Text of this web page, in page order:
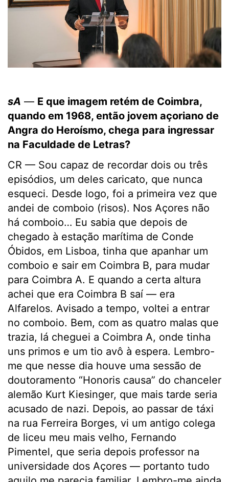
sA — E que imagem retém de Coimbra,
quando em 1968, então jovem açoriano de
Angra do Heroísmo, chega para ingressar
na Faculdade de Letras?
CR — Sou capaz de recordar dois ou três
episódios, um deles caricato, que nunca
esqueci. Desde logo, foi a primeira vez que
andei de comboio (risos). Nos Açores não
há comboio… Eu sabia que depois de
chegado à estação marítima de Conde
Óbidos, em Lisboa, tinha que apanhar um
comboio e sair em Coimbra B, para mudar
para Coimbra A. E quando a certa altura
achei que era Coimbra B saí — era
Alfarelos. Avisado a tempo, voltei a entrar
no comboio. Bem, com as quatro malas que
trazia, lá cheguei a Coimbra A, onde tinha
uns primos e um tio avô à espera. Lembro-
me que nesse dia houve uma sessão de
doutoramento “Honoris causa” do chanceler
alemão Kurt Kiesinger, que mais tarde seria
acusado de nazi. Depois, ao passar de táxi
na rua Ferreira Borges, vi um antigo colega
de liceu meu mais velho, Fernando
Pimentel, que seria depois professor na
universidade dos Açores — portanto tudo